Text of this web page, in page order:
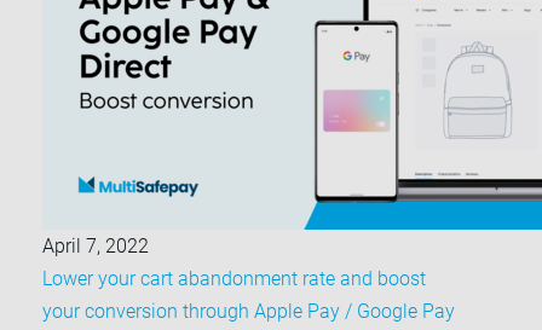
April 7, 2022
Lower your cart abandonment rate and boost
your conversion through Apple Pay / Google Pay